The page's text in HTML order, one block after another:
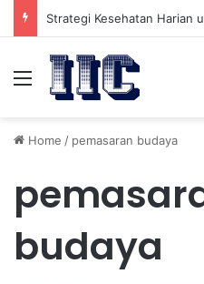
Menu
Home / pemasaran budaya
budaya